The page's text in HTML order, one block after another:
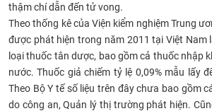
thậm chí dẫn đến tử vong.
Theo thống kê của Viện kiểm nghiệm Trung
được phát hiện trong năm 2011 tại Việt Nam
loại thuốc tân dược, bao gồm cả thuốc nhập
nước. Thuốc giả chiếm tỷ lệ 0,09% mẫu lấy
Theo Bộ Y tế số liệu trên đây chưa bao gồm
do công an, Quản lý thị trường phát hiện.